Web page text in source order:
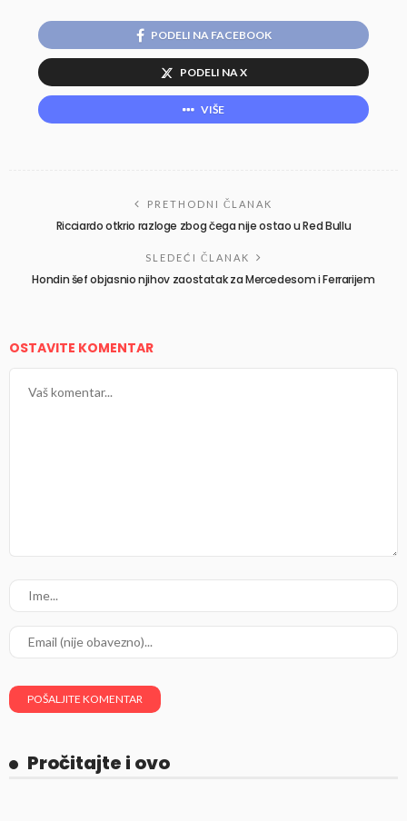
PODELI NA FACEBOOK
PODELI NA X
VIŠE
PRETHODNI ČLANAK
Ricciardo otkrio razloge zbog čega nije ostao u Red Bullu
SLEDEĆI ČLANAK
Hondin šef objasnio njihov zaostatak za Mercedesom i Ferrarijem
OSTAVITE KOMENTAR
Pročitajte i ovo